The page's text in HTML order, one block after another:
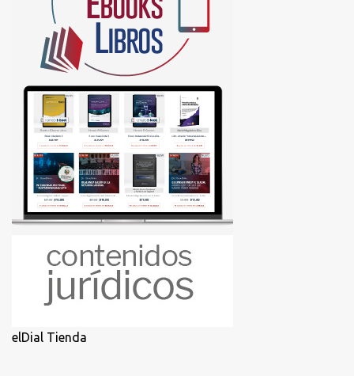
elDial Tienda